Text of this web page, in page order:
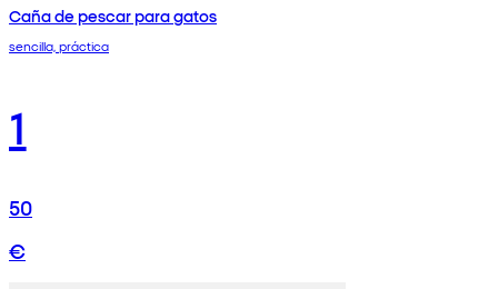
Caña de pescar para gatos
sencilla, práctica
1
50
€